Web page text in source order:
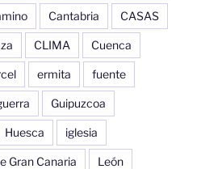
Cantabria CASAS
CLIMA Cuenca
ermita fuente
Guipuzcoa
Huesca iglesia
Gran Canaria León